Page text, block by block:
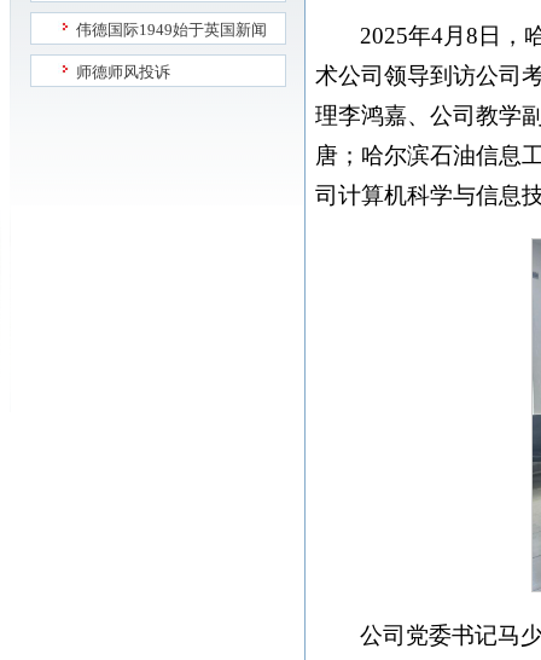
伟德国际1949始于英国新闻
师德师风投诉
2025年4月8日，
术公司领导到访公司
理李鸿嘉、公司教学
唐；哈尔滨石油信息
司计算机科学与信息
公司党委书记马